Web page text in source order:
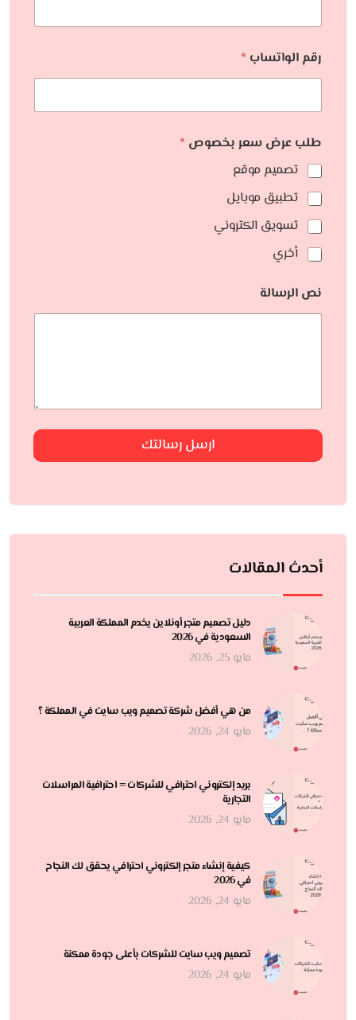
رقم الواتساب *
طلب عرض سعر بخصوص *
تصميم موقع
تطبيق موبايل
تسويق الكتروني
أخري
نص الرسالة
ارسل رسالتك
أحدث المقالات
دليل تصميم متجر أونلاين يخدم المملكة العربية
السعودية في 2026
مايو 25, 2026
من هي أفضل شركة تصميم ويب سايت في المملكة ؟
مايو 24, 2026
بريد إلكتروني احترافي للشركات = احترافية المراسلات
التجارية
مايو 24, 2026
كيفية إنشاء متجر إلكتروني احترافي يحقق لك النجاح
في 2026
مايو 24, 2026
تصميم ويب سايت للشركات بأعلى جودة ممكنة
مايو 24, 2026